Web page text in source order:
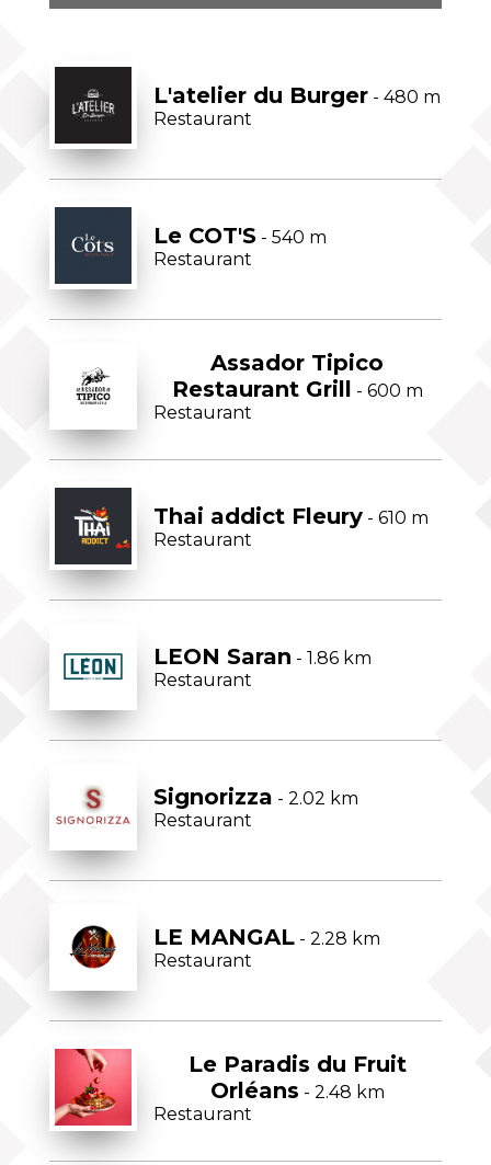
L'atelier du Burger- 480 m
Restaurant
Le COT'S- 540 m
Restaurant
Assador Tipico
Restaurant Grill - 600 m
Restaurant
Thai addict Fleury- 610 m
Restaurant
LEON Saran - 1.86 km
Restaurant
Signorizza - 2.02 km
Restaurant
LE MANGAL- 2.28 km
Restaurant
Le Paradis du Fruit
Orléans - 2.48 km
Restaurant